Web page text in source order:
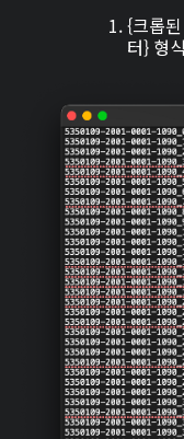
{크롭
터} 형식